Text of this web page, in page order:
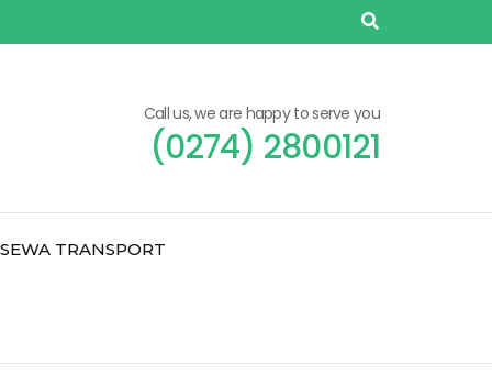
Call us, we are happy to serve you
(0274) 2800121
SEWA TRANSPORT